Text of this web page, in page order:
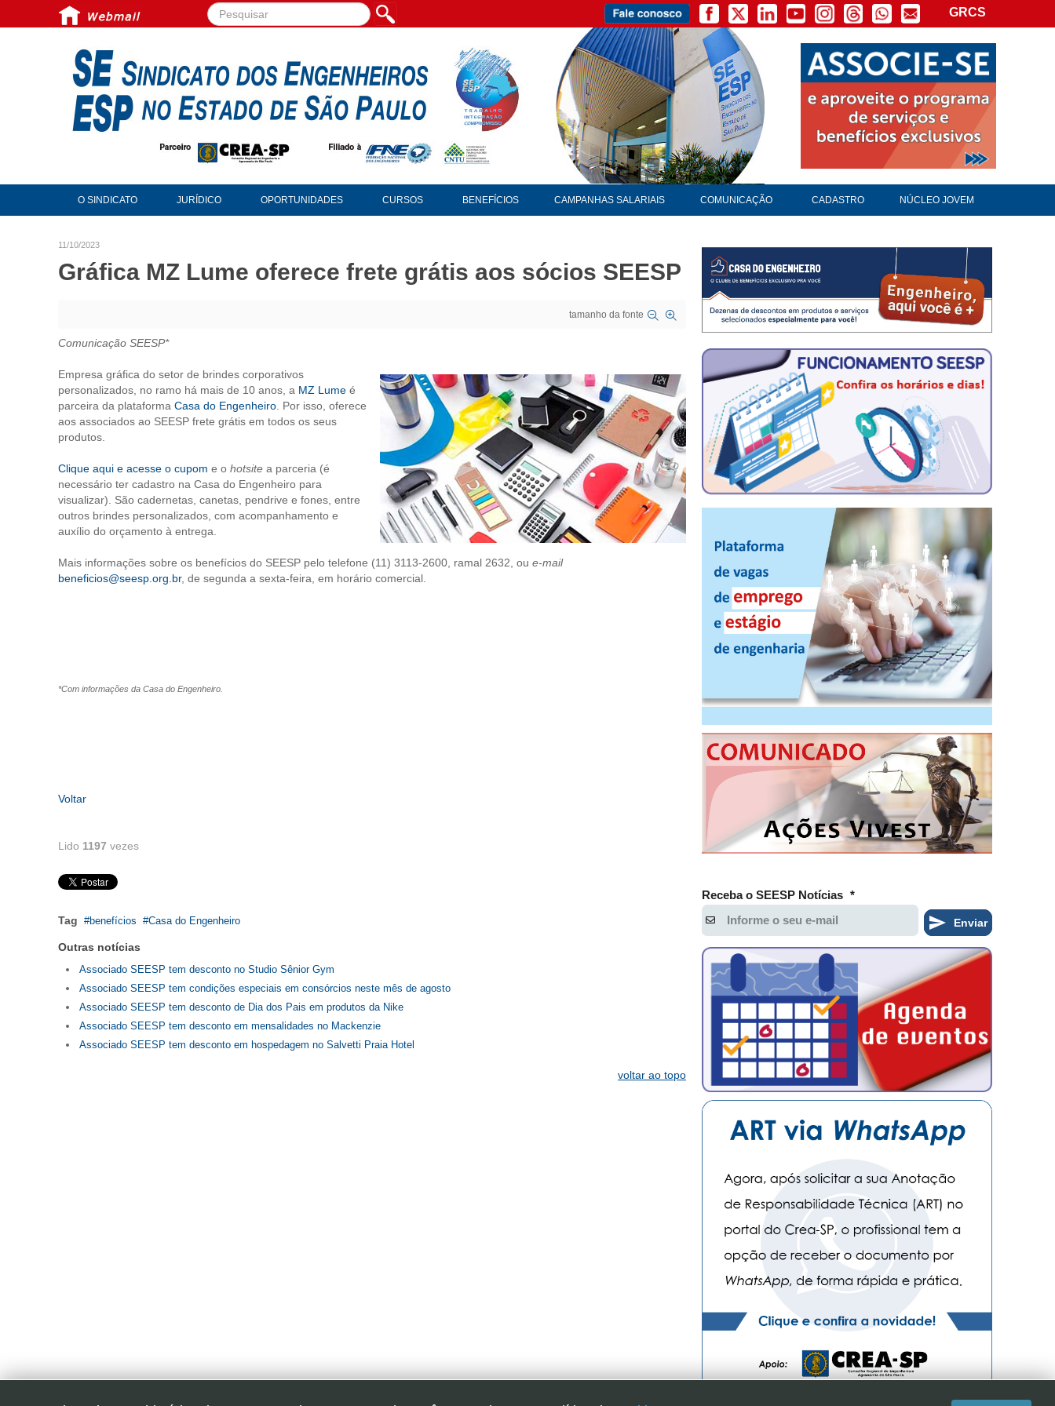
Pesquisar... GRCS
O SINDICATO JURÍDICO OPORTUNIDADES CURSOS BENEFÍCIOS CAMPANHAS SALARIAIS COMUNICAÇÃO CADASTRO NÚCLEO JOVEM
11/10/2023
Gráfica MZ Lume oferece frete grátis aos sócios SEESP
tamanho da fonte
Comunicação SEESP*
Empresa gráfica do setor de brindes corporativos
personalizados, no ramo há mais de 10 anos, a MZ Lume é
parceira da plataforma Casa do Engenheiro . Por isso, oferece
aos associados ao SEESP frete grátis em todos os seus
produtos.
Clique aqui e acesse o cupom e o hotsite a parceria (é
necessário ter cadastro na Casa do Engenheiro para
visualizar). São cadernetas, canetas, pendrive e fones, entre
outros brindes personalizados, com acompanhamento e
auxílio do orçamento à entrega.
Mais informações sobre os benefícios do SEESP pelo telefone (11) 3113-2600, ramal 2632, ou e-mail
beneficios@seesp.org.br, de segunda a sexta-feira, em horário comercial.
*Com informações da Casa do Engenheiro.
Voltar
Lido 1197 vezes
Tag benefícios Casa do Engenheiro
Outras notícias
Associado SEESP tem desconto no Studio Sênior Gym
Associado SEESP tem condições especiais em consórcios neste mês de agosto
Associado SEESP tem desconto de Dia dos Pais em produtos da Nike
Associado SEESP tem desconto em mensalidades no Mackenzie
Associado SEESP tem desconto em hospedagem no Salvetti Praia Hotel
voltar ao topo
Receba o SEESP Notícias *
Enviar